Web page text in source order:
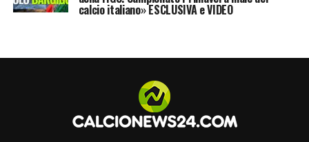
calcio italiano» ESCLUSIVA e VIDEO